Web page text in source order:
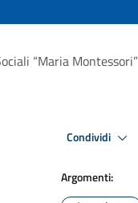
“Maria Montessori”
Condividi
Argomenti: